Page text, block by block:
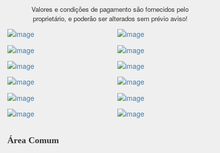
Valores e condições de pagamento são fornecidos pelo
proprietário, e poderão ser alterados sem prévio aviso!
Área Comum